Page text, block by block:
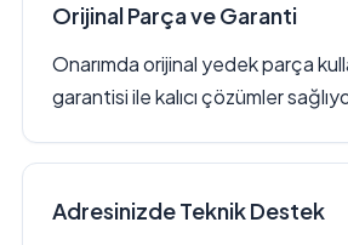
Orijinal Parça ve Garanti
Onarımda orijinal yedek parça
garantisi ile kalıcı çözümler
Adresinizde Teknik Destek